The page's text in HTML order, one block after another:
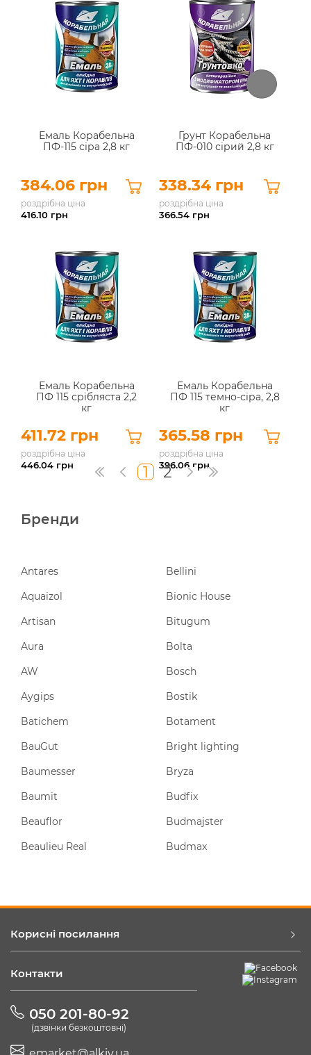
Емаль Корабельна
ПФ-115 сіра 2,8 кг
384.06 грн
роздрібна ціна
416.10 грн
Грунт Корабельна
ПФ-010 сірий 2,8 кг
338.34 грн
роздрібна ціна
366.54 грн
Емаль Корабельна
ПФ 115 срібляста 2,2
кг
411.72 грн
роздрібна ціна
446.04 грн
Емаль Корабельна
ПФ 115 темно-сіра, 2,8
кг
365.58 грн
роздрібна ціна
396.06 грн
1 2
Бренди
Antares
Aquaizol
Artisan
Aura
AW
Aygips
Batichem
BauGut
Baumesser
Baumit
Beauflor
Beaulieu Real
Bellini
Bionic House
Bitugum
Bolta
Bosch
Bostik
Botament
Bright lighting
Bryza
Budfix
Budmajster
Budmax
Корисні посилання
Контакти
050 201-80-92
(дзвінки безкоштовні)